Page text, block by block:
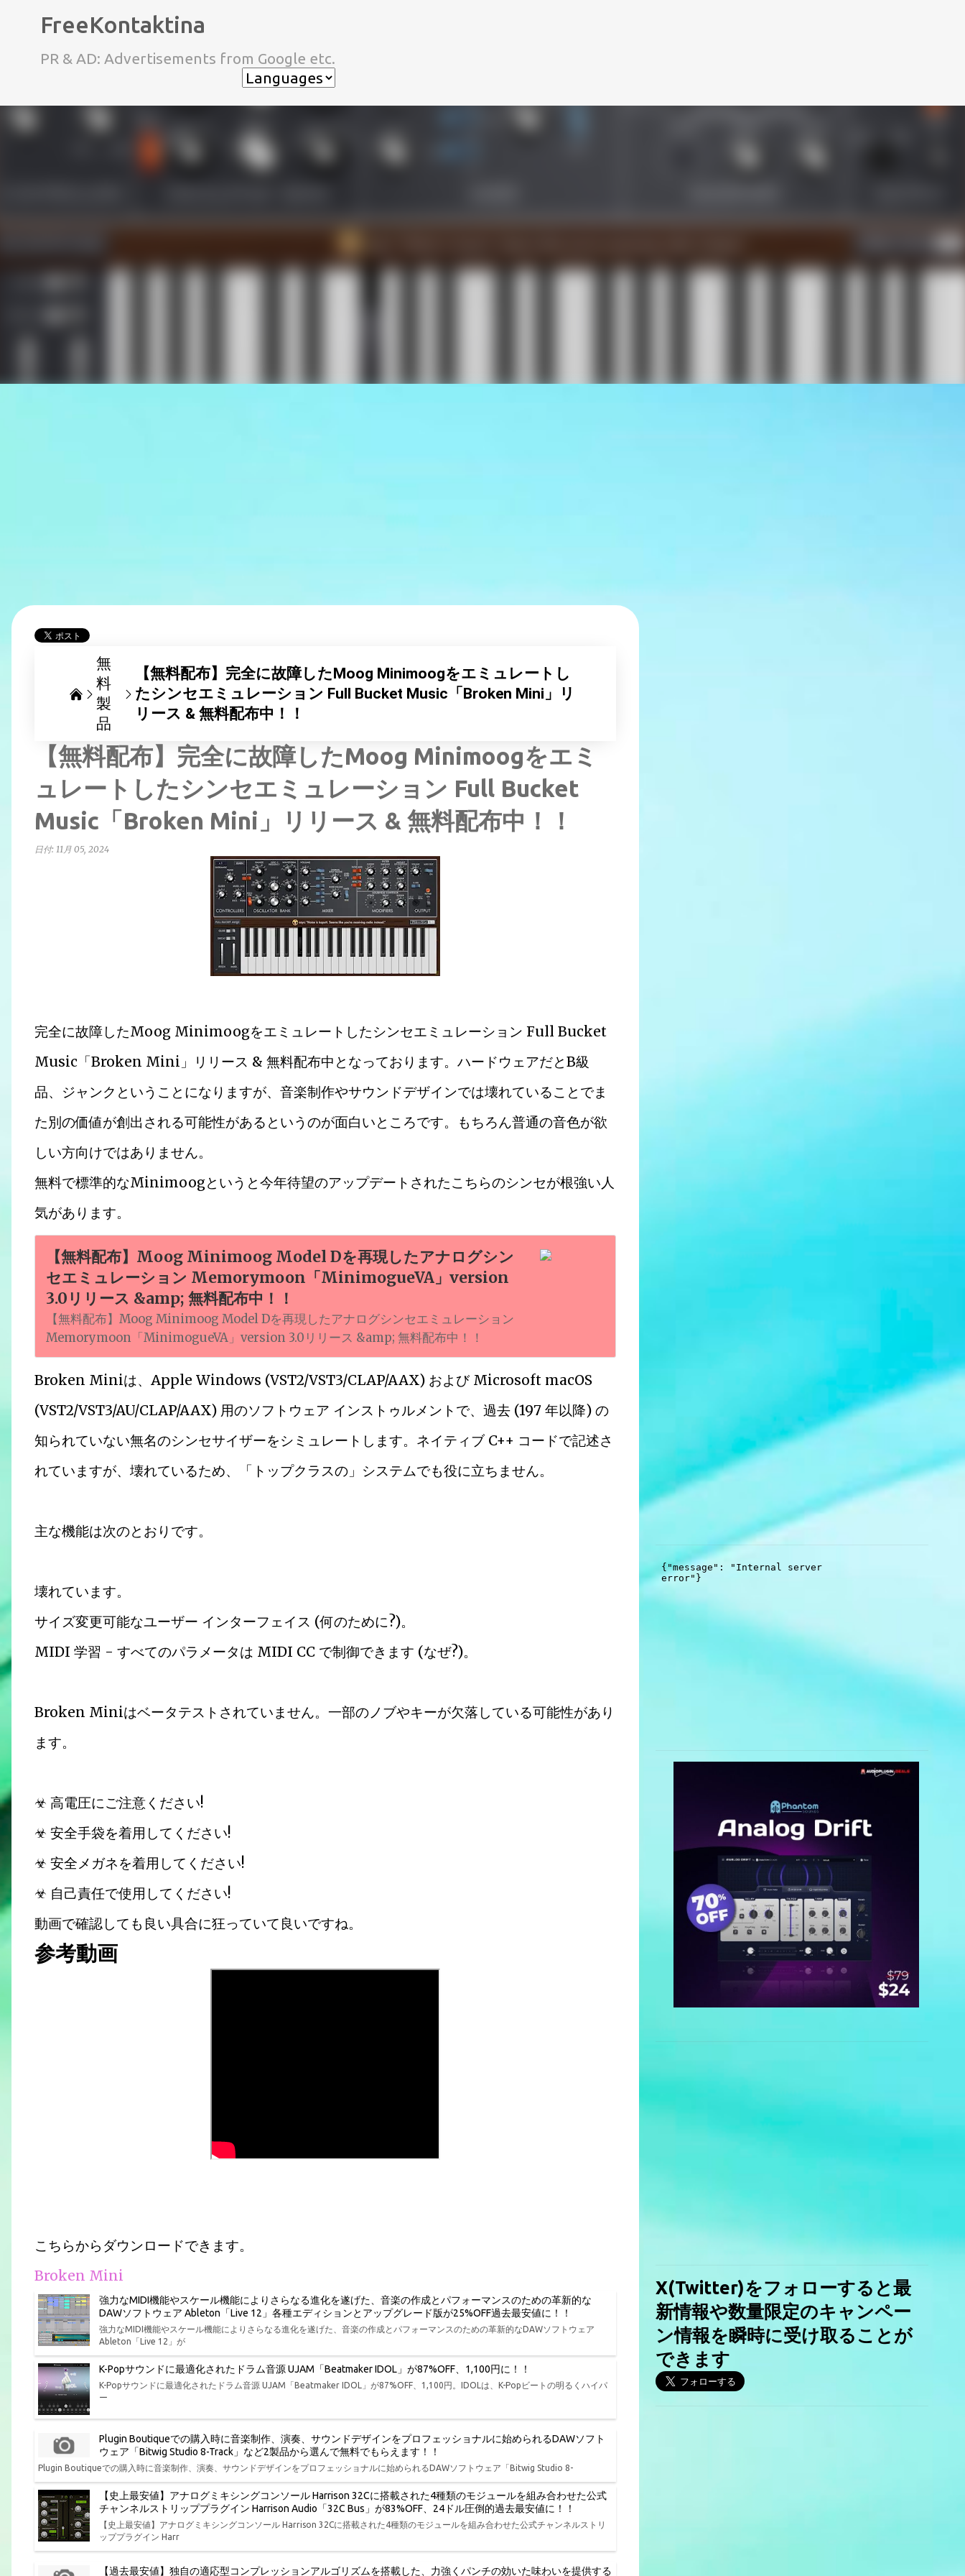
FreeKontaktina
PR & AD: Advertisements from Google etc.
無
料
製
品
【無料配布】完全に故障したMoog Minimoogをエミュレートし
たシンセエミュレーション Full Bucket Music「Broken Mini」リ
リース & 無料配布中！！
【無料配布】完全に故障したMoog Minimoogをエミ
ュレートしたシンセエミュレーション Full Bucket
Music「Broken Mini」リリース & 無料配布中！！
日付: 11月 05, 2024
完全に故障したMoog Minimoogをエミュレートしたシンセエミュレーション Full Bucket
Music「Broken Mini」リリース & 無料配布中となっております。ハードウェアだとB級
品、ジャンクということになりますが、音楽制作やサウンドデザインでは壊れていることでま
た別の価値が創出される可能性があるというのが面白いところです。もちろん普通の音色が欲
しい方向けではありません。
無料で標準的なMinimoogというと今年待望のアップデートされたこちらのシンセが根強い人
気があります。
【無料配布】Moog Minimoog Model Dを再現したアナログシン
セエミュレーション Memorymoon「MinimogueVA」version
3.0リリース &amp; 無料配布中！！
【無料配布】Moog Minimoog Model Dを再現したアナログシンセエミュレーション
Memorymoon「MinimogueVA」version 3.0リリース &amp; 無料配布中！！
Broken Miniは、Apple Windows (VST2/VST3/CLAP/AAX) および Microsoft macOS
(VST2/VST3/AU/CLAP/AAX) 用のソフトウェア インストゥルメントで、過去 (197 年以降) の
知られていない無名のシンセサイザーをシミュレートします。ネイティブ C++ コードで記述さ
れていますが、壊れているため、「トップクラスの」システムでも役に立ちません。
主な機能は次のとおりです。
壊れています。
サイズ変更可能なユーザー インターフェイス (何のために?)。
MIDI 学習 - すべてのパラメータは MIDI CC で制御できます (なぜ?)。
Broken Miniはベータテストされていません。一部のノブやキーが欠落している可能性があり
ます。
☣ 高電圧にご注意ください!
☣ 安全手袋を着用してください!
☣ 安全メガネを着用してください!
☣ 自己責任で使用してください!
動画で確認しても良い具合に狂っていて良いですね。
参考動画
こちらからダウンロードできます。
Broken Mini
強力なMIDI機能やスケール機能によりさらなる進化を遂げた、音楽の作成とパフォーマンスのための革新的な
DAWソフトウェア Ableton「Live 12」各種エディションとアップグレード版が25%OFF過去最安値に！！
強力なMIDI機能やスケール機能によりさらなる進化を遂げた、音楽の作成とパフォーマンスのための革新的なDAWソフトウェア
Ableton「Live 12」が
K-Popサウンドに最適化されたドラム音源 UJAM「Beatmaker IDOL」が87%OFF、1,100円に！！
K-Popサウンドに最適化されたドラム音源 UJAM「Beatmaker IDOL」が87%OFF、1,100円。IDOLは、K-Popビートの明るくハイパ
ー
Plugin Boutiqueでの購入時に音楽制作、演奏、サウンドデザインをプロフェッショナルに始められるDAWソフト
ウェア「Bitwig Studio 8-Track」など2製品から選んで無料でもらえます！！
Plugin Boutiqueでの購入時に音楽制作、演奏、サウンドデザインをプロフェッショナルに始められるDAWソフトウェア「Bitwig Studio 8-
【史上最安値】アナログミキシングコンソール Harrison 32Cに搭載された4種類のモジュールを組み合わせた公式
チャンネルストリッププラグイン Harrison Audio「32C Bus」が83%OFF、24ドル圧倒的過去最安値に！！
【史上最安値】アナログミキシングコンソール Harrison 32Cに搭載された4種類のモジュールを組み合わせた公式チャンネルストリ
ッププラグイン Harr
【過去最安値】独自の適応型コンプレッションアルゴリズムを搭載した、力強くパンチの効いた味わいを提供する
X(Twitter)をフォローすると最
新情報や数量限定のキャンペー
ン情報を瞬時に受け取ることが
できます